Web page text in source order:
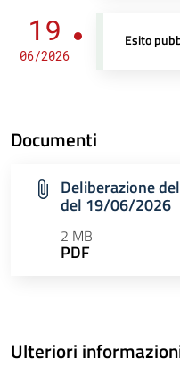
19
06/2026
Esito
Documenti
Deliberazione
del 19/06/2026
2 MB
PDF
Ulteriori